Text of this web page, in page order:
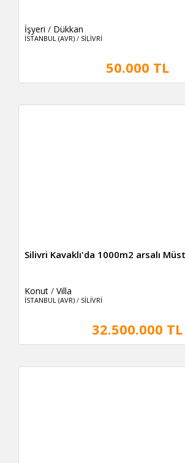
İşyeri / Dükkan
İSTANBUL (AVR) / SİLİVRİ
50.000 TL
Silivri Kavaklı'da 1000m2 arsalı
Konut / Villa
İSTANBUL (AVR) / SİLİVRİ
32.500.000 TL